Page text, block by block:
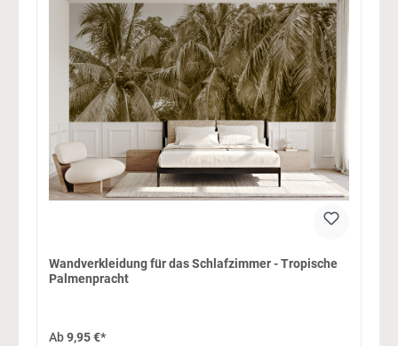
Wandverkleidung für das Schlafzimmer - Tropische
Palmenpracht
Ab9,95 €*